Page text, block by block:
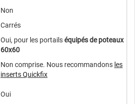
Non
Carrés
Oui, pour les portailséquipés de poteaux
60x60
Non comprise. Nous recommandons es
inserts Quickfix
Oui